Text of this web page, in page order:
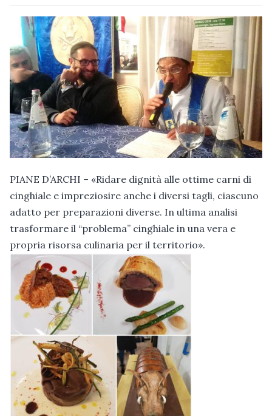
PIANE D’ARCHI – «Ridare dignità alle ottime carni di
cinghiale e impreziosire anche i diversi tagli, ciascuno
adatto per preparazioni diverse. In ultima analisi
trasformare il “problema” cinghiale in una vera e
propria risorsa culinaria per il territorio».